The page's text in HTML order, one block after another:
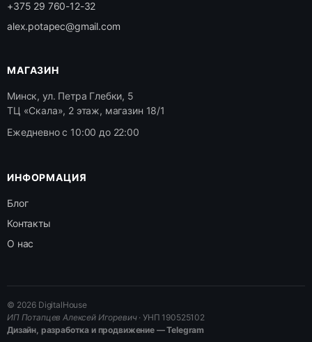
+375 29 760-12-32
alex.potapec@gmail.com
МАГАЗИН
Минск, ул. Петра Глебки, 5
ТЦ «Скала», 2 этаж, магазин 18/1
Ежедневно с 10:00 до 22:00
ИНФОРМАЦИЯ
Блог
Контакты
О нас
© 2026 DigitalHouse
ИП Потапцев Алексей Игоревич· УНП 190525102
Дизайн, разработка и продвижение — Telegram